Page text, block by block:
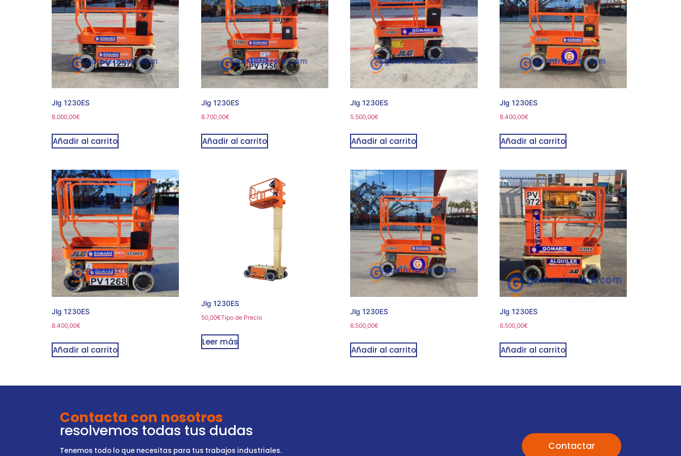
Jlg 1230ES
8.000,00€
Añadir al carrito
Jlg 1230ES
8.700,00€
Añadir al carrito
Jlg 1230ES
5.500,00€
Añadir al carrito
Jlg 1230ES
8.400,00€
Añadir al carrito
Jlg 1230ES
8.400,00€
Añadir al carrito
Jlg 1230ES
50,00€Tipo de Precio
Leer más
Jlg 1230ES
6.500,00€
Añadir al carrito
Jlg 1230ES
6.500,00€
Añadir al carrito
Contacta con nosotros
resolvemos todas tus dudas
Tenemos todo lo que necesitas para tus trabajos industriales. Contactar